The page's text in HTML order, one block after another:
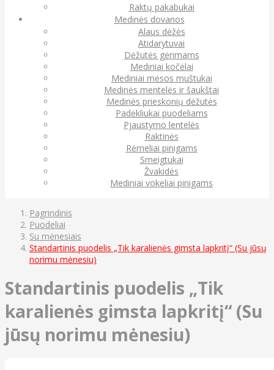
Raktų pakabukai
Medinės dovanos
Alaus dėžės
Atidarytuvai
Dėžutės gėrimams
Mediniai kočėlai
Mediniai mėsos muštukai
Medinės mentelės ir šaukštai
Medinės prieskonių dėžutės
Padėkliukai puodeliams
Pjaustymo lentelės
Raktinės
Rėmeliai pinigams
Smeigtukai
Žvakidės
Mediniai vokeliai pinigams
Pagrindinis
Puodeliai
Su mėnesiais
Standartinis puodelis „Tik karalienės gimsta lapkritį“ (Su jūsų
norimu mėnesiu)
Standartinis puodelis „Tik
karalienės gimsta lapkritį“ (Su
jūsų norimu mėnesiu)